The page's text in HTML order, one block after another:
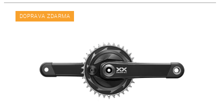
DOPRAVA ZDARMA